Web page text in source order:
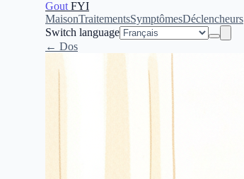
Gout FYI
MaisonTraitementsSymptômesDéclencheurs
Switch language
← Dos